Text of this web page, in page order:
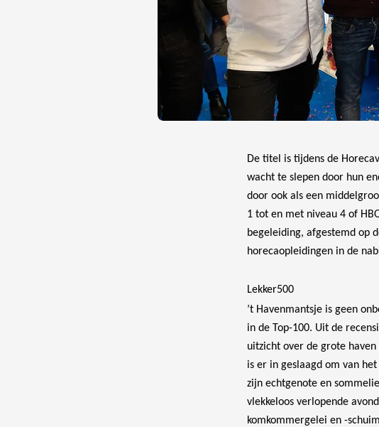
De titel is tijdens de
wacht te slepen door hun
door ook als een
1 tot en met niveau 4 of
begeleiding, afgestemd op
horecaopleidingen in de
Lekker500
’t Havenmantsje is geen
in de Top-100. Uit de
uitzicht over de grote
is er in geslaagd om van
zijn echtgenote en
vlekkeloos verlopende
komkommergelei en -